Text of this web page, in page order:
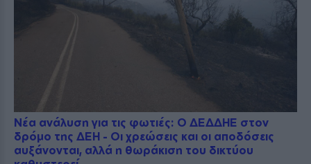
Νέα ανάλυση για τις φωτιές: Ο ΔΕΔΔΗΕ στον
δρόμο της ΔΕΗ - Οι χρεώσεις και οι αποδόσεις
αυξάνονται, αλλά η θωράκιση του δικτύου